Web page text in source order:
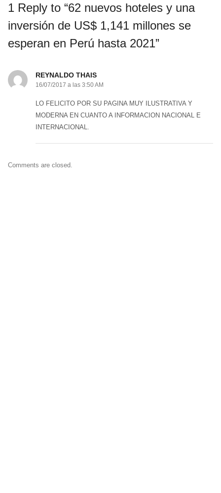
1 Reply to “62 nuevos hoteles y una
inversión de US$ 1,141 millones se
esperan en Perú hasta 2021”
REYNALDO THAIS
16/07/2017 a las 3:50 AM
LO FELICITO POR SU PAGINA MUY ILUSTRATIVA Y
MODERNA EN CUANTO A INFORMACION NACIONAL E
INTERNACIONAL.
Comments are closed.